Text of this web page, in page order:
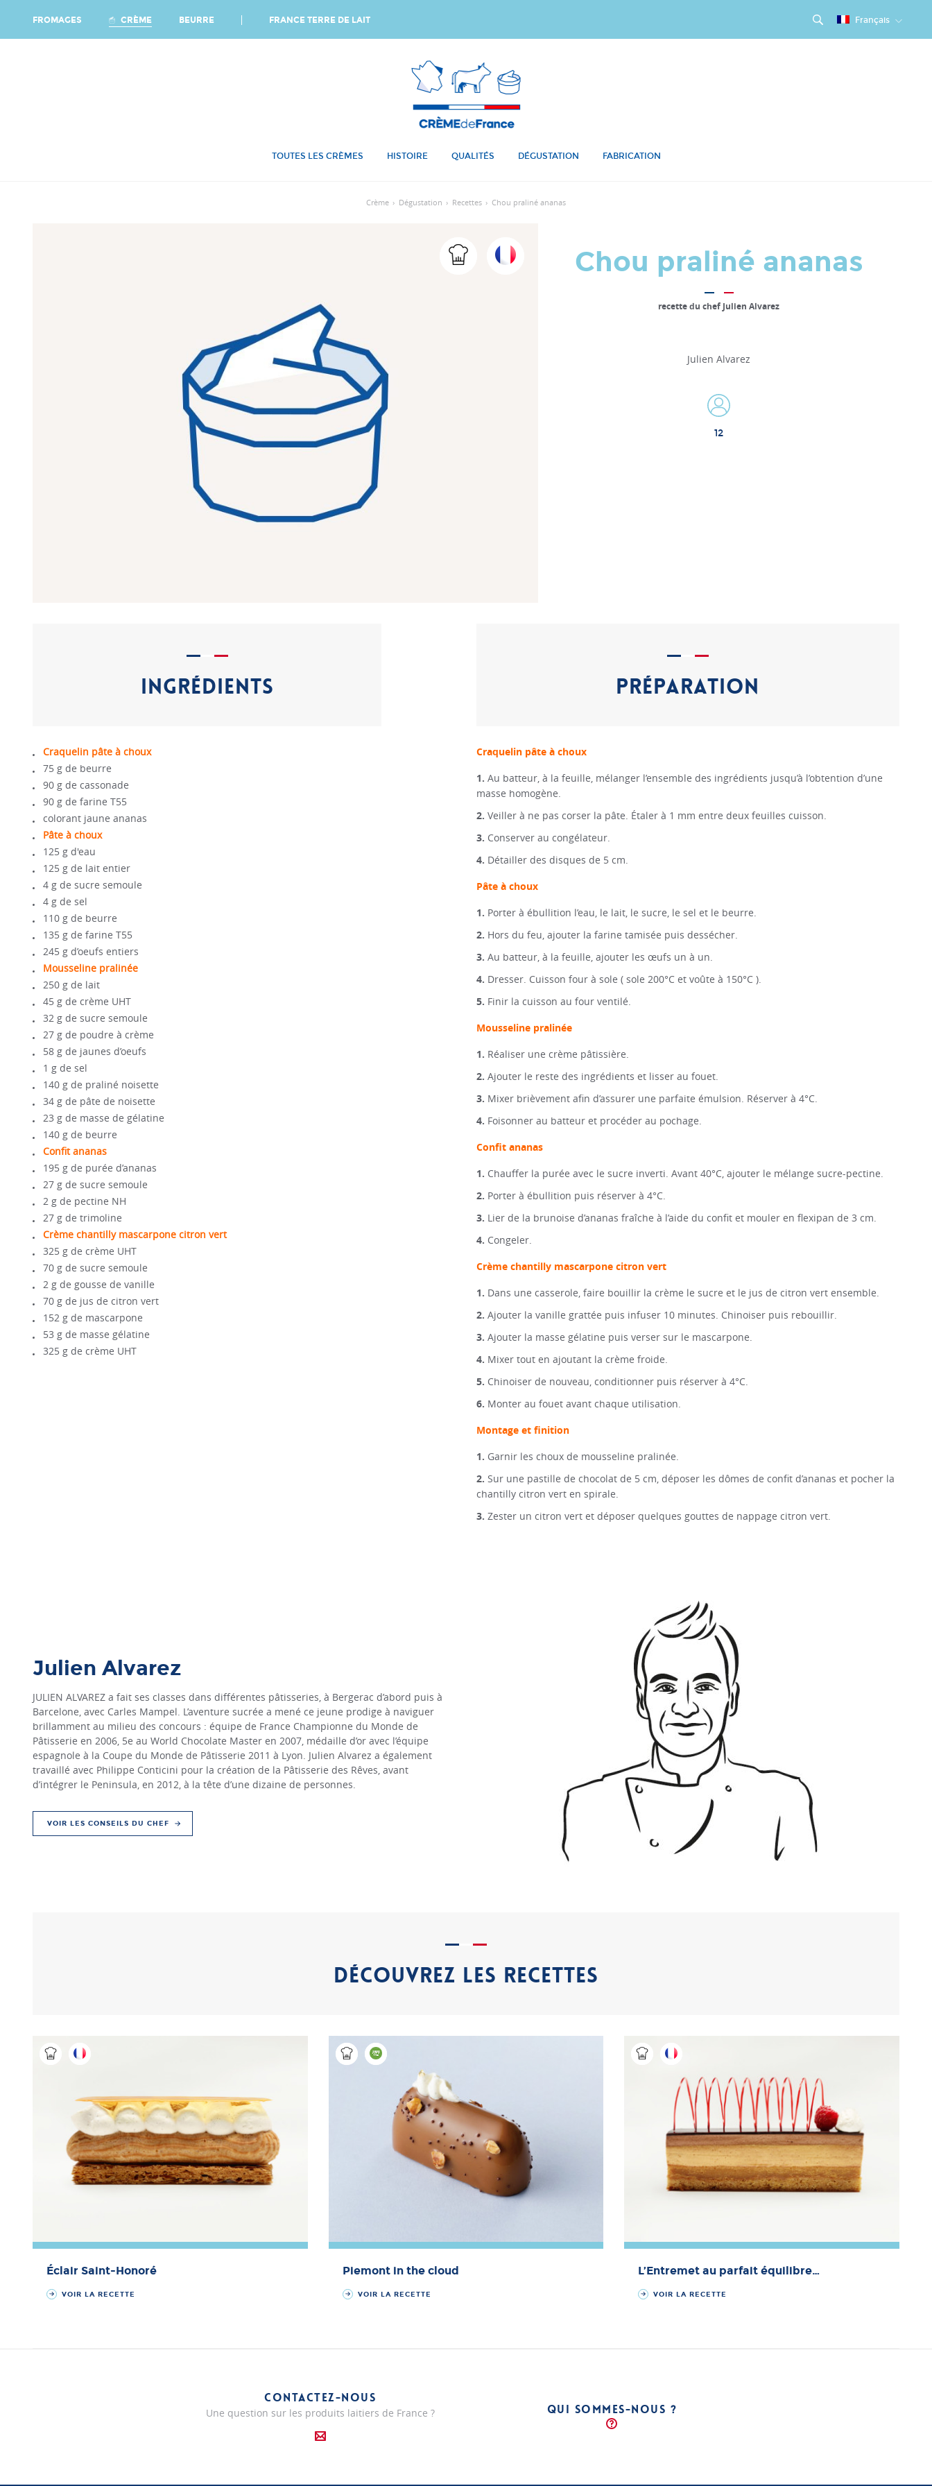
FROMAGES CRÈME BEURRE FRANCE TERRE DE LAIT Français
TOUTES LES CRÈMES HISTOIRE QUALITÉS DÉGUSTATION FABRICATION
Crème › Dégustation › Recettes › Chou praliné ananas
Chou praliné ananas
recette du chef Julien Alvarez
Julien Alvarez
12
INGRÉDIENTS
Craquelin pâte à choux
75 g de beurre
90 g de cassonade
90 g de farine T55
colorant jaune ananas
Pâte à choux
125 g d'eau
125 g de lait entier
4 g de sucre semoule
4 g de sel
110 g de beurre
135 g de farine T55
245 g d’oeufs entiers
Mousseline pralinée
250 g de lait
45 g de crème UHT
32 g de sucre semoule
27 g de poudre à crème
58 g de jaunes d’oeufs
1 g de sel
140 g de praliné noisette
34 g de pâte de noisette
23 g de masse de gélatine
140 g de beurre
Confit ananas
195 g de purée d’ananas
27 g de sucre semoule
2 g de pectine NH
27 g de trimoline
Crème chantilly mascarpone citron vert
325 g de crème UHT
70 g de sucre semoule
2 g de gousse de vanille
70 g de jus de citron vert
152 g de mascarpone
53 g de masse gélatine
325 g de crème UHT
PRÉPARATION
Craquelin pâte à choux
Au batteur, à la feuille, mélanger l’ensemble des ingrédients jusqu’à l’obtention d’une
masse homogène.
Veiller à ne pas corser la pâte. Étaler à 1 mm entre deux feuilles cuisson.
Conserver au congélateur.
Détailler des disques de 5 cm.
Pâte à choux
Porter à ébullition l’eau, le lait, le sucre, le sel et le beurre.
Hors du feu, ajouter la farine tamisée puis dessécher.
Au batteur, à la feuille, ajouter les œufs un à un.
Dresser. Cuisson four à sole ( sole 200°C et voûte à 150°C ).
Finir la cuisson au four ventilé.
Mousseline pralinée
Réaliser une crème pâtissière.
Ajouter le reste des ingrédients et lisser au fouet.
Mixer brièvement afin d’assurer une parfaite émulsion. Réserver à 4°C.
Foisonner au batteur et procéder au pochage.
Confit ananas
Chauffer la purée avec le sucre inverti. Avant 40°C, ajouter le mélange sucre-pectine.
Porter à ébullition puis réserver à 4°C.
Lier de la brunoise d’ananas fraîche à l’aide du confit et mouler en flexipan de 3 cm.
Congeler.
Crème chantilly mascarpone citron vert
Dans une casserole, faire bouillir la crème le sucre et le jus de citron vert ensemble.
Ajouter la vanille grattée puis infuser 10 minutes. Chinoiser puis rebouillir.
Ajouter la masse gélatine puis verser sur le mascarpone.
Mixer tout en ajoutant la crème froide.
Chinoiser de nouveau, conditionner puis réserver à 4°C.
Monter au fouet avant chaque utilisation.
Montage et finition
Garnir les choux de mousseline pralinée.
Sur une pastille de chocolat de 5 cm, déposer les dômes de confit d’ananas et pocher la
chantilly citron vert en spirale.
Zester un citron vert et déposer quelques gouttes de nappage citron vert.
Julien Alvarez
JULIEN ALVAREZ a fait ses classes dans différentes pâtisseries, à Bergerac d’abord puis à
Barcelone, avec Carles Mampel. L’aventure sucrée a mené ce jeune prodige à naviguer
brillamment au milieu des concours : équipe de France Championne du Monde de
Pâtisserie en 2006, 5e au World Chocolate Master en 2007, médaille d’or avec l’équipe
espagnole à la Coupe du Monde de Pâtisserie 2011 à Lyon. Julien Alvarez a également
travaillé avec Philippe Conticini pour la création de la Pâtisserie des Rêves, avant
d’intégrer le Peninsula, en 2012, à la tête d’une dizaine de personnes.
VOIR LES CONSEILS DU CHEF
DÉCOUVREZ LES RECETTES
Éclair Saint-Honoré
VOIR LA RECETTE
Piemont in the cloud
VOIR LA RECETTE
L’Entremet au parfait équilibre…
VOIR LA RECETTE
CONTACTEZ-NOUS
Une question sur les produits laitiers de France ? QUI SOMMES-NOUS ?